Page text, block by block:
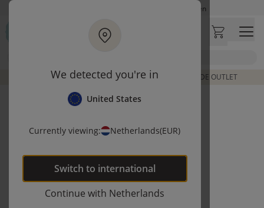
We detected you're in
United States
Currently viewing: Netherlands(EUR)
Switch to international
Continue with Netherlands
Ga naar hoofdinhoudOp werkdagen besteld, zelfde dag verzonden
Let op: vertraging bij PostNL. Levering duurt mogelijk langer
Bezoek onze concept store
DE LAATSTE ITEMS UIT VORIGE COLLECTIES | SHOP DE OUTLET